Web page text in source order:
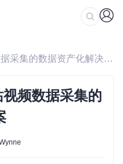
/ Bilivideoinfo：B站视频数据采集的数据资产化解决方案
频数据采集的